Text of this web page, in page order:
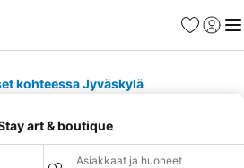
Suosikit
kohteessa Jyväskylä
art & boutique
Asiakkaat ja huoneet